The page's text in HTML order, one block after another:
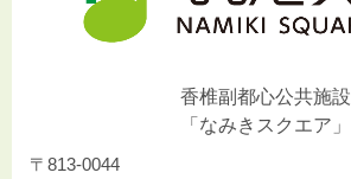
香椎副都心公共施設
「なみきスクエア」
〒813-0044